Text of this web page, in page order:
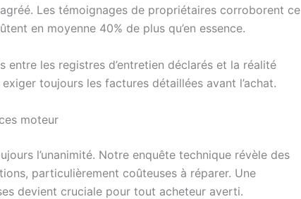
Les témoignages de propriétaires corroborent ce
en moyenne 40% de plus qu’en essence.
les registres d’entretien déclarés et la réalité
toujours les factures détaillées avant l’achat.
moteur
l’unanimité. Notre enquête technique révèle des
particulièrement coûteuses à réparer. Une
devient cruciale pour tout acheteur averti.